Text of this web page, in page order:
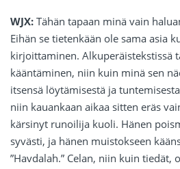
WJX: Tähän tapaan minä vain
Eihän se tietenkään ole sama asia
kirjoittaminen. Alkuperäistekstissä
kääntäminen, niin kuin minä sen
itsensä löytämisestä ja
niin kauankaan aikaa sitten eräs
kärsinyt runoilija kuoli. Hänen
syvästi, ja hänen muistokseen
”Havdalah.” Celan, niin kuin tiedät,